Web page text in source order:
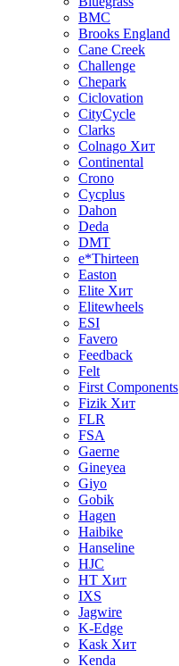
BMC
Brooks England
Cane Creek
Challenge
Chepark
Ciclovation
CityCycle
Clarks
Colnago Хит
Continental
Crono
Cycplus
Dahon
Deda
DMT
e*Thirteen
Easton
Elite Хит
Elitewheels
ESI
Favero
Feedback
Felt
First Components
Fizik Хит
FLR
FSA
Gaerne
Gineyea
Giyo
Gobik
Hagen
Haibike
Hanseline
HJC
HT Хит
IXS
Jagwire
K-Edge
Kask Хит
Kenda